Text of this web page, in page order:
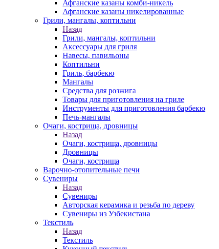
Афганские казаны комби-никель
Афганские казаны никелированные
Грили, мангалы, коптильни
Назад
Грили, мангалы, коптильни
Аксессуары для гриля
Навесы, павильоны
Коптильни
Гриль, барбекю
Мангалы
Средства для розжига
Товары для приготовления на гриле
Инструменты для приготовления барбекю
Печь-мангалы
Очаги, кострища, дровницы
Назад
Очаги, кострища, дровницы
Дровницы
Очаги, кострища
Варочно-отопительные печи
Сувениры
Назад
Сувениры
Авторская керамика и резьба по дереву
Сувениры из Узбекистана
Текстиль
Назад
Текстиль